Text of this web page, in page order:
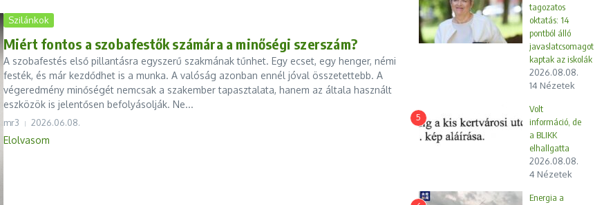
Szilánkok
Miért fontos a szobafestők számára a minőségi szerszám?
A szobafestés első pillantásra egyszerű szakmának tűnhet. Egy ecset, egy henger, némi
festék, és már kezdődhet is a munka. A valóság azonban ennél jóval összetettebb. A
végeredmény minőségét nemcsak a szakember tapasztalata, hanem az általa használt
eszközök is jelentősen befolyásolják. Ne...
mr3 2026.06.08.
Elolvasom
tagozatos
oktatás: 14
pontból álló
javaslatcsomagot
kaptak az iskolák
2026.08.08.
14 Nézetek
5
Volt
információ, de
a BLIKK
elhallgatta
2026.08.08.
4 Nézetek
Energia a